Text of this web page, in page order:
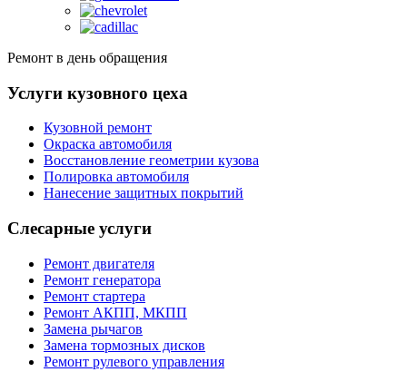
Ремонт в день обращения
Услуги кузовного цеха
Кузовной ремонт
Окраска автомобиля
Восстановление геометрии кузова
Полировка автомобиля
Нанесение защитных покрытий
Слесарные услуги
Ремонт двигателя
Ремонт генератора
Ремонт стартера
Ремонт АКПП, МКПП
Замена рычагов
Замена тормозных дисков
Ремонт рулевого управления